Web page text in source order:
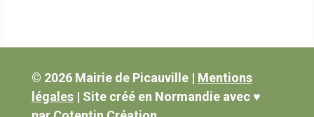
© 2026 Mairie de Picauville | Mentions
légales| Site créé en Normandie avec ♥